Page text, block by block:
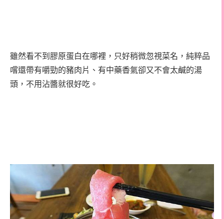
雖然看不到膠原蛋白在哪裡，只好稍微忽視菜名，純粹品
嚐還帶有嚼勁的豬肉片、有中藥香氣卻又不會太鹹的湯
頭，不用沾醬就很好吃。